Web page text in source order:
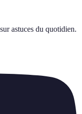
astuces du quotidien.